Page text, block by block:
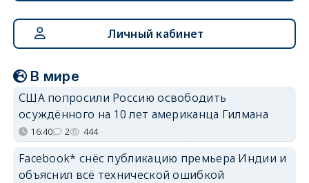
Личный кабинет
В мире
США попросили Россию освободить
осуждённого на 10 лет американца Гилмана
16:40 2 444
Facebook* снёс публикацию премьера Индии и
объяснил всё технической ошибкой